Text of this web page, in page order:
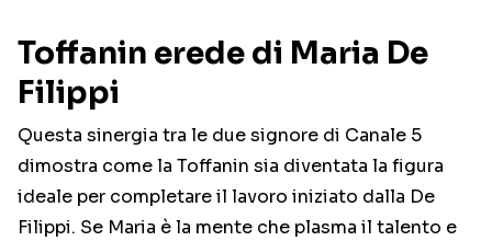
Toffanin erede di Maria De
Filippi
Questa sinergia tra le due signore di Canale 5
dimostra come la Toffanin sia diventata la figura
ideale per completare il lavoro iniziato dalla De
Filippi. Se Maria è la mente che plasma il talento e